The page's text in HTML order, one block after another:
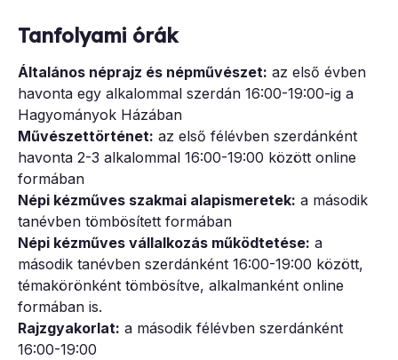
Tanfolyami órák
Általános néprajz és népművészet: az első évben
havonta egy alkalommal szerdán 16:00-19:00-ig a
Hagyományok Házában
Művészettörténet: az első félévben szerdánként
havonta 2-3 alkalommal 16:00-19:00 között online
formában
Népi kézműves szakmai alapismeretek: a második
tanévben tömbösített formában
Népi kézműves vállalkozás működtetése: a
második tanévben szerdánként 16:00-19:00 között,
témakörönként tömbösítve, alkalmanként online
formában is.
Rajzgyakorlat: a második félévben szerdánként
16:00-19:00